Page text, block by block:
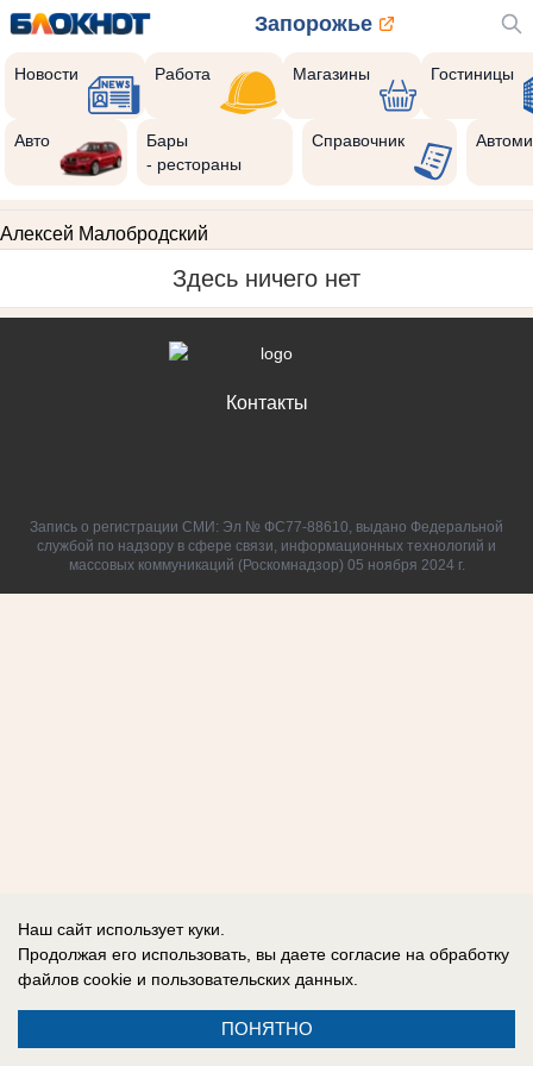
Запорожье
Новости Работа Магазины Гостиницы
Авто
Бары
- рестораны
Справочник
Алексей Малобродский
Здесь ничего нет
Контакты
Запись о регистрации СМИ: Эл № ФС77-88610, выдано Федеральной
службой по надзору в сфере связи, информационных технологий и
массовых коммуникаций (Роскомнадзор) 05 ноября 2024 г.
Наш сайт использует куки.
Продолжая его использовать, вы даете согласие на обработку
файлов cookie и пользовательских данных.
ПОНЯТНО